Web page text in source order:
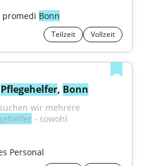
promedi Bonn
Teilzeit Vollzeit
Pflegehelfer, Bonn
wir mehrere
- sowohl
Personal